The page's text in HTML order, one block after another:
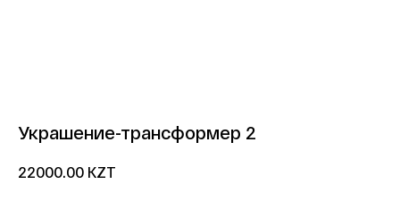
Украшение-трансформер 2
22000.00 KZT